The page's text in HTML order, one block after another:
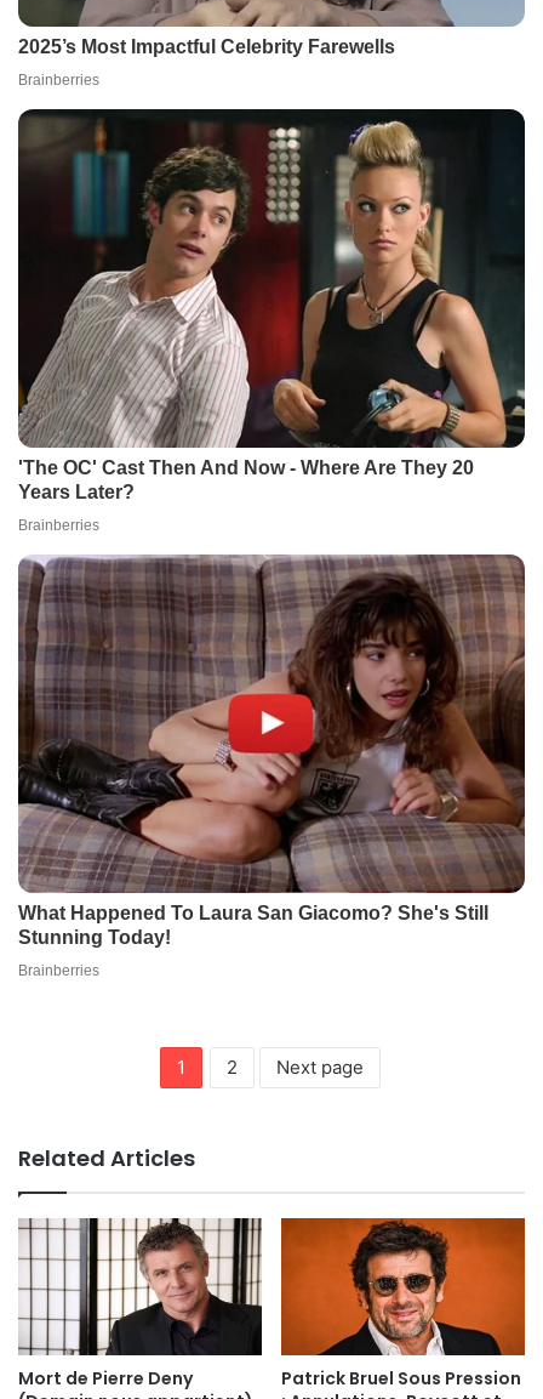
1 2 Next page
Related Articles
Mort de Pierre Deny
Patrick Bruel Sous Pression